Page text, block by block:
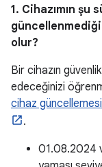
1. Cihazımın şu
olur?
Bir cihazın
edeceğinizi
cihaz
.
01.08.2024